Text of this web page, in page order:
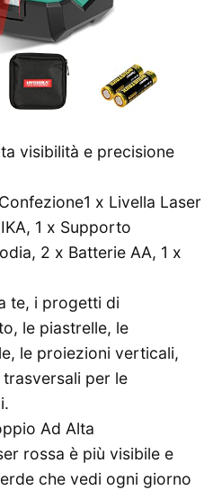
visibilità e precisione
x Livella Laser
1 x Supporto
2 x Batterie AA, 1 x
te, i progetti di
le piastrelle, le
le proiezioni verticali,
per le
Ad Alta
rossa è più visibile e
che vedi ogni giorno